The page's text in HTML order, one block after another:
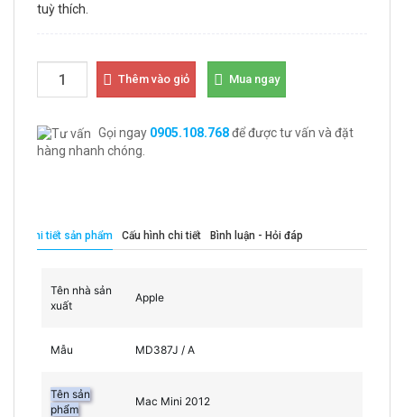
tuỳ thích.
Thêm vào giỏ Mua ngay
Gọi ngay 0905.108.768để được tư vấn và đặt
hàng nhanh chóng.
Chi tiết sản phẩm Cấu hình chi tiết Bình luận - Hỏi đáp
Tên nhà sản
xuất
Apple
Mẫu MD387J / A
Tên sản
phẩm
Mac Mini 2012